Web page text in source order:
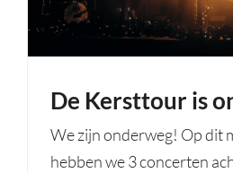
De Kersttour is
We zijn onderweg! Op dit
hebben we 3 concerten